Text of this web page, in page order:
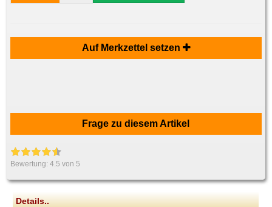
Auf Merkzettel setzen
Frage zu diesem Artikel
Bewertung:4.5 von 5
Details..